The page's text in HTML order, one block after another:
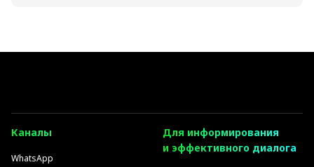
Каналы
WhatsApp
Для информирования
и эффективного диалога